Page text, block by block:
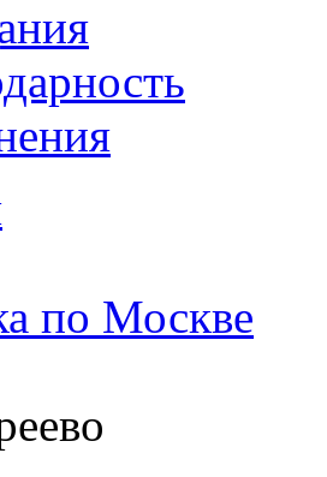
по Москве